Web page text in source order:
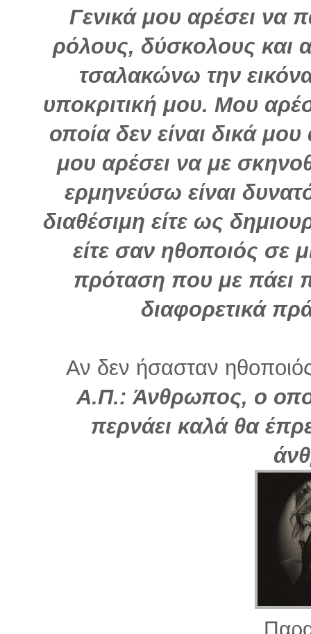
Γενικά μου αρέσει να
ρόλους, δύσκολους και
τσαλακώνω την
υποκριτική μου. Μου
οποία δεν είναι δικά
μου αρέσει να με
ερμηνεύσω είναι
διαθέσιμη είτε ως
είτε σαν ηθοποιός σε
πρόταση που με
διαφορετικά
Αν δεν ήσασταν
Α.Π.: Άνθρωπος, ο
περνάει καλά θα